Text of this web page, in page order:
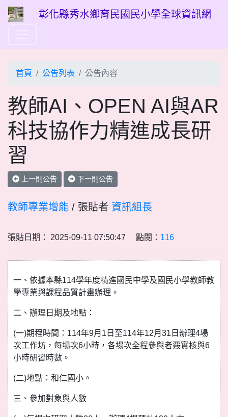
彰化縣秀水鄉育民國民小學全球資訊網
首頁 公告列表 公告內容
教師AI、OPEN AI與AR
科技協作力精進成長研
習
上一則公告 下一則公告
教師專業增能 / 張貼者 資訊組長
張貼日期： 2025-09-11 07:50:47 點閱： 116
一、依據本縣114學年度精進國民中學及國民小學教師教
學專業與課程品質計畫辦理。
二、辦理日期及地點：
(一)期程時間：114年9月1日至114年12月31日辦理4場
次工作坊，每場次6小時，各場次全程參與者覈實核與6
小時研習時數。
(二)地點：和仁國小。
三、參加對象與人數